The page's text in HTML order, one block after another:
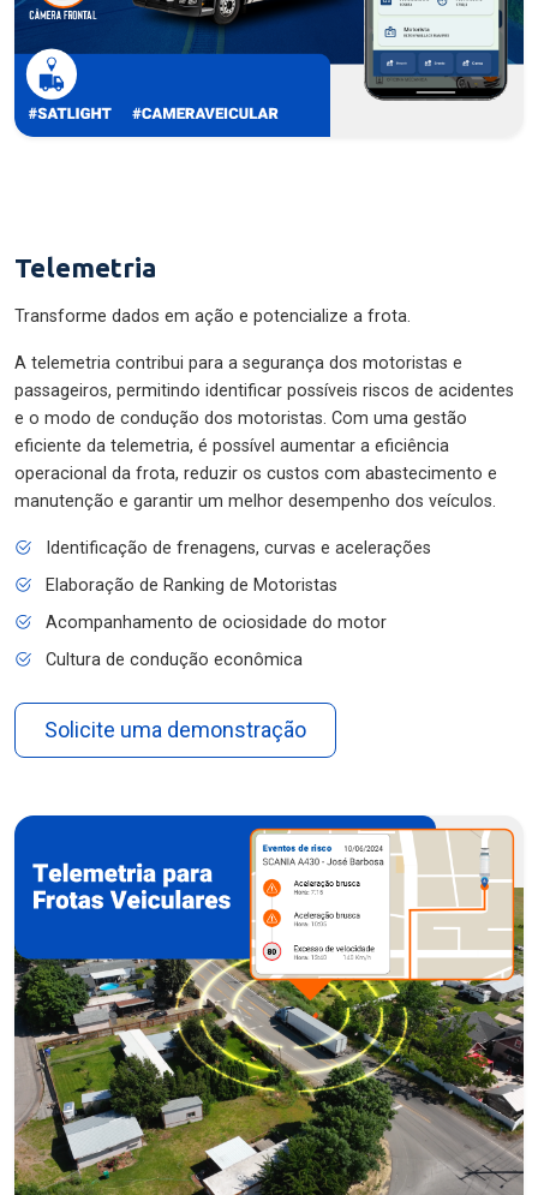
Telemetria
Transforme dados em ação e potencialize a frota.
A telemetria contribui para a segurança dos motoristas e
passageiros, permitindo identificar possíveis riscos de acidentes
e o modo de condução dos motoristas. Com uma gestão
eficiente da telemetria, é possível aumentar a eficiência
operacional da frota, reduzir os custos com abastecimento e
manutenção e garantir um melhor desempenho dos veículos.
Identificação de frenagens, curvas e acelerações
Elaboração de Ranking de Motoristas
Acompanhamento de ociosidade do motor
Cultura de condução econômica
Solicite uma demonstração